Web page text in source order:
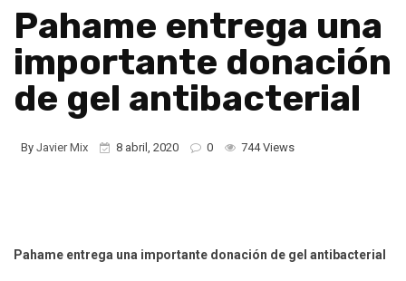
Pahame entrega una
importante donación
de gel antibacterial
By Javier Mix 8 abril, 2020 0 744 Views
Pahame entrega una importante donación de gel antibacterial